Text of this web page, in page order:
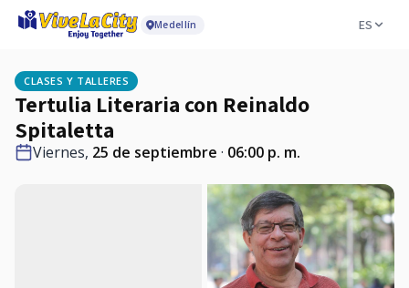
Medellín ES
CLASES Y TALLERES
Tertulia Literaria con Reinaldo
Spitaletta
Viernes, 25 de septiembre · 06:00 p. m.